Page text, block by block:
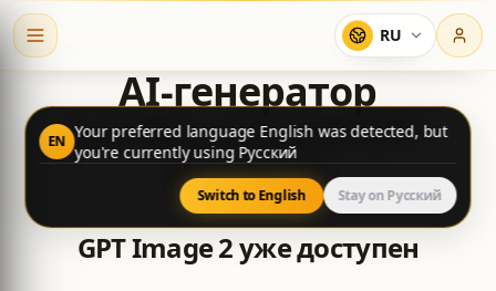
RU
EN Your preferred language English was detected, but
you're currently using Русский
Switch to English Stay on Русский
AI-генератор
изображений GPT
Image 2
GPT Image 2 уже доступен